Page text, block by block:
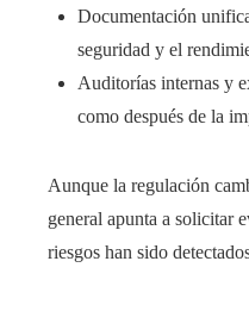
Documentación
seguridad y el
Auditorías internas y
como después de la
Aunque la regulación
general apunta a solicitar
riesgos han sido